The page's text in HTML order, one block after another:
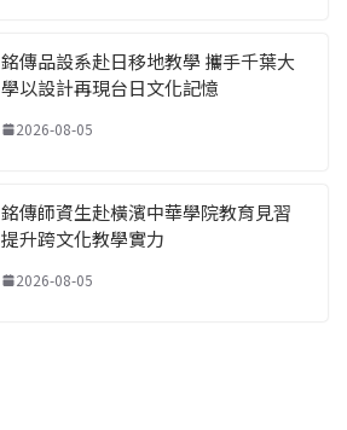
銘傳品設系赴日移地教學 攜手千葉大
學以設計再現台日文化記憶
2026-08-05
銘傳師資生赴橫濱中華學院教育見習
提升跨文化教學實力
2026-08-05